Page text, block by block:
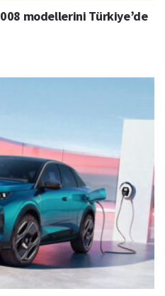
modellerini Türkiye’de